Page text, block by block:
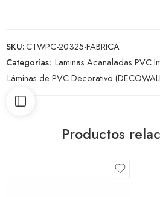
SKU:CTWPC-20325-FABRICA
Categorías: Laminas Acanaladas PVC
Láminas de PVC Decorativo
Productos